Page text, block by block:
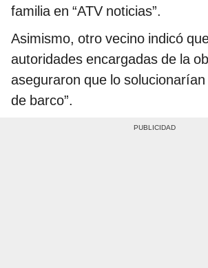
familia en “ATV noticias”.
Asimismo, otro vecino indicó
autoridades encargadas de la
aseguraron que lo solucionarían
de barco”.